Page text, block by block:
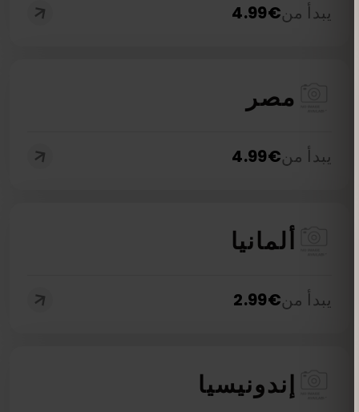
يبدأ من€
4.99
مصر
يبدأ من€
4.99
ألمانيا
يبدأ من€
2.99
إندونيسيا